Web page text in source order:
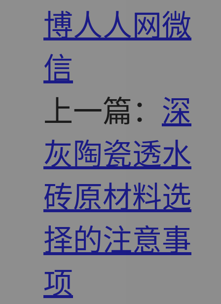
博人人网微
信
上一篇： 深
灰陶瓷透水
砖原材料选
择的注意事
项